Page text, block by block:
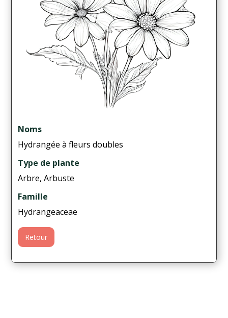
Noms
Hydrangée à fleurs doubles
Type de plante
Arbre, Arbuste
Famille
Hydrangeaceae
Retour